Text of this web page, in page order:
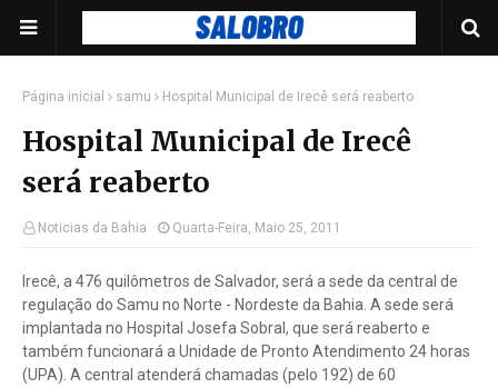
Página inicial samu Hospital Municipal de Irecê será reaberto
Hospital Municipal de Irecê
será reaberto
Noticias da Bahia Quarta-Feira, Maio 25, 2011
Irecê, a 476 quilômetros de Salvador, será a sede da central de
regulação do Samu no Norte - Nordeste da Bahia. A sede será
implantada no Hospital Josefa Sobral, que será reaberto e
também funcionará a Unidade de Pronto Atendimento 24 horas
(UPA). A central atenderá chamadas (pelo 192) de 60